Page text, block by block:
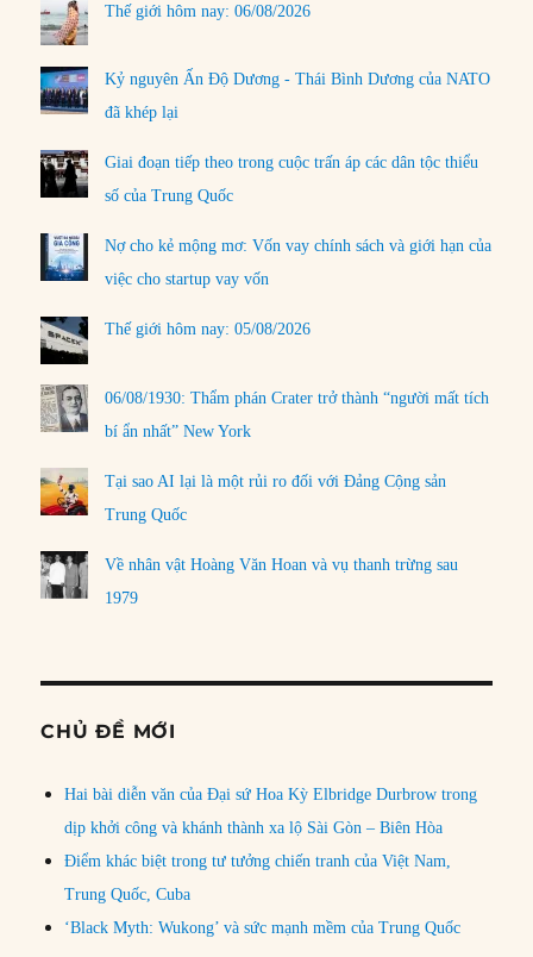
Thế giới hôm nay: 06/08/2026
Kỷ nguyên Ấn Độ Dương - Thái Bình Dương của NATO
đã khép lại
Giai đoạn tiếp theo trong cuộc trấn áp các dân tộc thiểu
số của Trung Quốc
Nợ cho kẻ mộng mơ: Vốn vay chính sách và giới hạn của
việc cho startup vay vốn
Thế giới hôm nay: 05/08/2026
06/08/1930: Thẩm phán Crater trở thành “người mất tích
bí ẩn nhất” New York
Tại sao AI lại là một rủi ro đối với Đảng Cộng sản
Trung Quốc
Về nhân vật Hoàng Văn Hoan và vụ thanh trừng sau
1979
CHỦ ĐỀ MỚI
Hai bài diễn văn của Đại sứ Hoa Kỳ Elbridge Durbrow trong
dịp khởi công và khánh thành xa lộ Sài Gòn – Biên Hòa
Điểm khác biệt trong tư tưởng chiến tranh của Việt Nam,
Trung Quốc, Cuba
‘Black Myth: Wukong’ và sức mạnh mềm của Trung Quốc